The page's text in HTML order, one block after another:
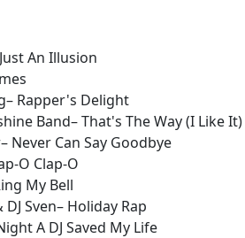
An Illusion
Rapper's Delight
Band– That's The Way (I Like It)
Never Can Say Goodbye
O Clap-O
My Bell
Sven– Holiday Rap
A DJ Saved My Life